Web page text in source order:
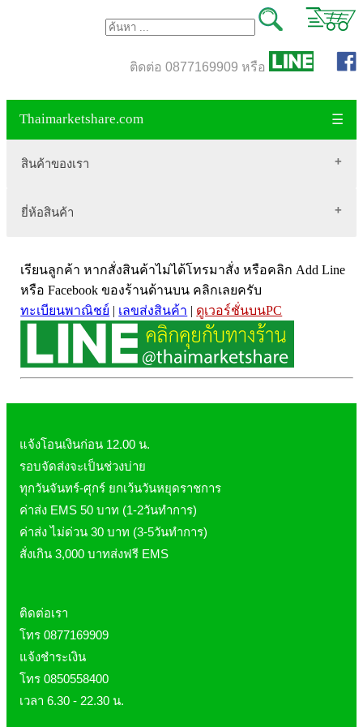
ติดต่อ 0877169909 หรือ
Thaimarketshare.com ☰
สินค้าของเรา
สินค้าขายดี
สมุนไพรไทย
เครื่องดื่มกาแฟ
น้ำหนัก
ขนาด อกสตรี
ผิวพรรณ-กลูต้า
สิวอุดตันหน้ามัน
ครีมกันแดด ปัญหาฝ้า กระ
ครีมหน้าใส
สุดฮิต เกาหลี
สุดฮิต ญี่ปุ่น
เพื่อสุขภาพ
สายตา
ยี่ห้อสินค้า
Biogrow
Blackmores
VitaHealth
Mega we care
Vistra วิสทร้า
SpringMate
Vitamate
Nature's Bounty
Glutapung
Naturbiotic
Caltrate Calcium
PHARMA NORD
HARRIS
เรียนลูกค้า หากสั่งสินค้าไม่ได้โทรมาสั่ง หรือคลิก Add Line
หรือ Facebook ของร้านด้านบน คลิกเลยครับ
ทะเบียนพาณิชย์ | เลขส่งสินค้า | ดูเวอร์ชั่นบนPC
แจ้งโอนเงินก่อน 12.00 น.
รอบจัดส่งจะเป็นช่วงบ่าย
ทุกวันจันทร์-ศุกร์ ยกเว้นวันหยุดราชการ
ค่าส่ง EMS 50 บาท (1-2วันทำการ)
ค่าส่ง ไม่ด่วน 30 บาท (3-5วันทำการ)
สั่งเกิน 3,000 บาทส่งฟรี EMS
ติดต่อเรา
โทร 0877169909
แจ้งชำระเงิน
โทร 0850558400
เวลา 6.30 - 22.30 น.